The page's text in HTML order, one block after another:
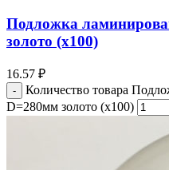
Подложка
золото (х100)
16.57 ₽
Количество товара
D=280мм золото (х100)